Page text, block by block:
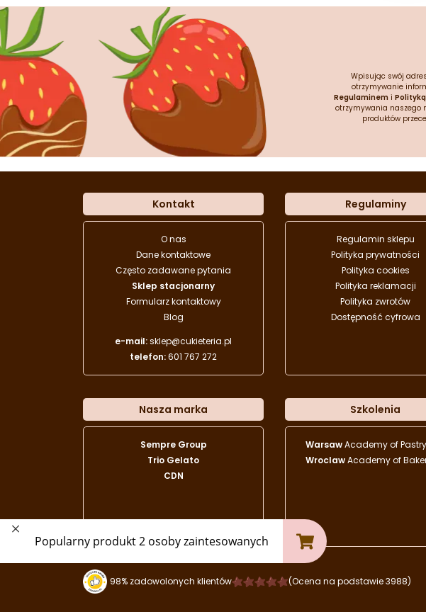
Wpisując swój
otrzymywanie
Regulaminem i
otrzymywania naszego
produktów
Kontakt
O nas
Dane kontaktowe
Często zadawane pytania
Sklep stacjonarny
Formularz kontaktowy
Blog
e-mail:sklep@cukieteria.pl
telefon:601 767 272
Regulaminy
Regulamin sklepu
Polityka prywatności
Polityka cookies
Polityka reklamacji
Polityka zwrotów
Dostępność cyfrowa
Nasza marka
Sempre Group
Trio Gelato
CDN
Szkolenia
WarsawAcademy of
WroclawAcademy of
98% zadowolonych klientów (Ocena na podstawie 3988)